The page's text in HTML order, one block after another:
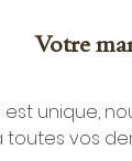
Votre
unique,
toutes vos